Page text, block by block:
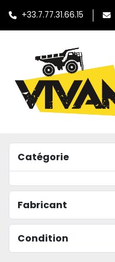
+33.7.77.31.66.15
Catégorie
Fabricant
Condition